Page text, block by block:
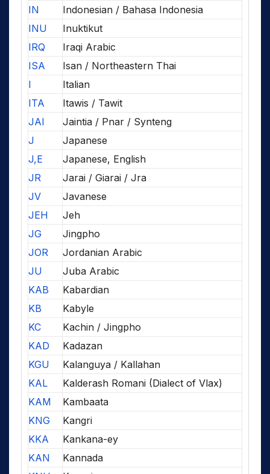
IN
Indonesian / Bahasa Indonesia
INU
Inuktikut
IRQ
Iraqi Arabic
ISA
Isan / Northeastern Thai
I
Italian
ITA
Itawis / Tawit
JAI
Jaintia / Pnar / Synteng
J
Japanese
J,E
Japanese, English
JR
Jarai / Giarai / Jra
JV
Javanese
JEH
Jeh
JG
Jingpho
JOR
Jordanian Arabic
JU
Juba Arabic
KAB
Kabardian
KB
Kabyle
KC
Kachin / Jingpho
KAD
Kadazan
KGU
Kalanguya / Kallahan
KAL
Kalderash Romani (Dialect of Vlax)
KAM
Kambaata
KNG
Kangri
KKA
Kankana-ey
KAN
Kannada